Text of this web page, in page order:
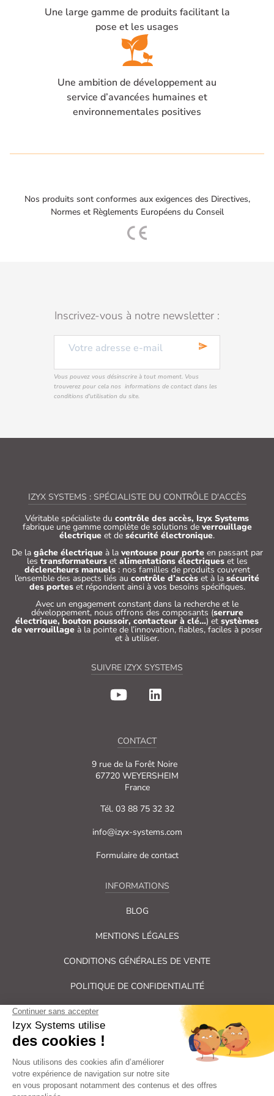
pour laUne large gamme de produits facilitant la
pose et les usages
Une ambition de développement au
service d’avancées humaines et
environnementales positives
Nos produits sont conformes aux exigences des Directives,
Normes et Règlements Européens du Conseil
Inscrivez-vous à notre newsletter :
send
Vous pouvez vous désinscrire à tout moment. Vous
trouverez pour cela nos informations de contact dans les
conditions d'utilisation du site.
IZYX SYSTEMS : SPÉCIALISTE DU CONTRÔLE D'ACCÈS
Véritable spécialiste du contrôle des accès, Izyx Systems
fabrique une gamme complète de solutions de verrouillage
électrique et de sécurité électronique.
De la gâche électriqueà la ventouse pour porteen passant par
les transformateurset alimentations électriqueset les
déclencheurs manuels: nos familles de produits couvrent
l’ensemble des aspects liés au contrôle d’accès et à la sécurité
des porteset répondent ainsi à vos besoins spécifiques.
Avec un engagement constant dans la recherche et le
développement, nous offrons des composants (serrure
électrique, bouton poussoir, contacteur à clé…) et systèmes
de verrouillage à la pointe de l’innovation, fiables, faciles à poser
et à utiliser.
SUIVRE IZYX SYSTEMS
CONTACT
9 rue de la Forêt Noire
67720 WEYERSHEIM
France
Tél. 03 88 75 32 32
info@izyx-systems.com
Formulaire de contact
INFORMATIONS
BLOG
MENTIONS LÉGALES
CONDITIONS GÉNÉRALES DE VENTE
POLITIQUE DE CONFIDENTIALITÉ
Tous droits réservés Izyx Systems ©
Contrôle des accès et verrouillage de porte : serrure électrique,